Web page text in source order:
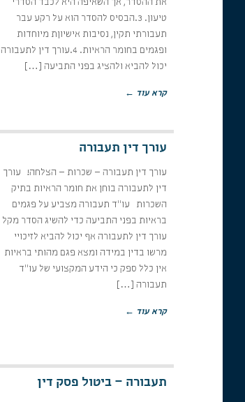
את ההסדר, אך השאיפה היא לכבד הסדרי
טיעון. 3.הבסיס להסדר הוא על רקע עבר
תעבורתי תקין, נסיבות אישיוןת מיוחדות
ופגמים בחומר הראיות. 4.עורך דין לתעבורה
יכול להביא ולהציג בפני התביעה […]
קרא עוד ←
עורך דין תעבורה
עורך דין תעבורה – שכרות – הצלחה! עורך
דין לתעבורה בוחן את חומר הראיות בתיק
השכרות עו"ד תעבורה מצביע על פגמים
בראיות בפני התביעה כדי להשיג הסדר מקל
עורך דין לתעבורה אף יכול להביא לזיכויי
מרשו בדין במידה ומצא פגם מהותי בראיות
אין כלל ספק כי הידע המקצועי של עו"ד
תעבורה […]
קרא עוד ←
תעבורה – ביטול פסק דין